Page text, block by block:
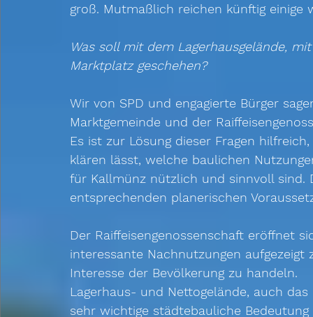
groß. Mutmaßlich reichen künftig einige
Was soll mit dem Lagerhausgelände,
Marktplatz geschehen?
Wir von SPD und engagierte Bürger
Marktgemeinde und der
Es ist zur Lösung dieser Fragen
klären lässt, welche baulichen
für Kallmünz nützlich und sinnvoll sind.
entsprechenden planerischen
Der Raiffeisengenossenschaft eröffnet
interessante Nachnutzungen
Interesse der Bevölkerung zu handeln.
Lagerhaus- und Nettogelände, auch
sehr wichtige städtebauliche